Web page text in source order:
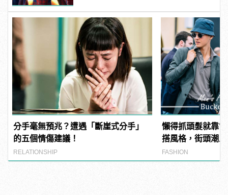
分手毫無預兆？遭遇「斷崖式分手」
的五個情傷建議！
RELATIONSHIP
懶得抓頭髮就靠
搭風格，街頭潮
FASHION